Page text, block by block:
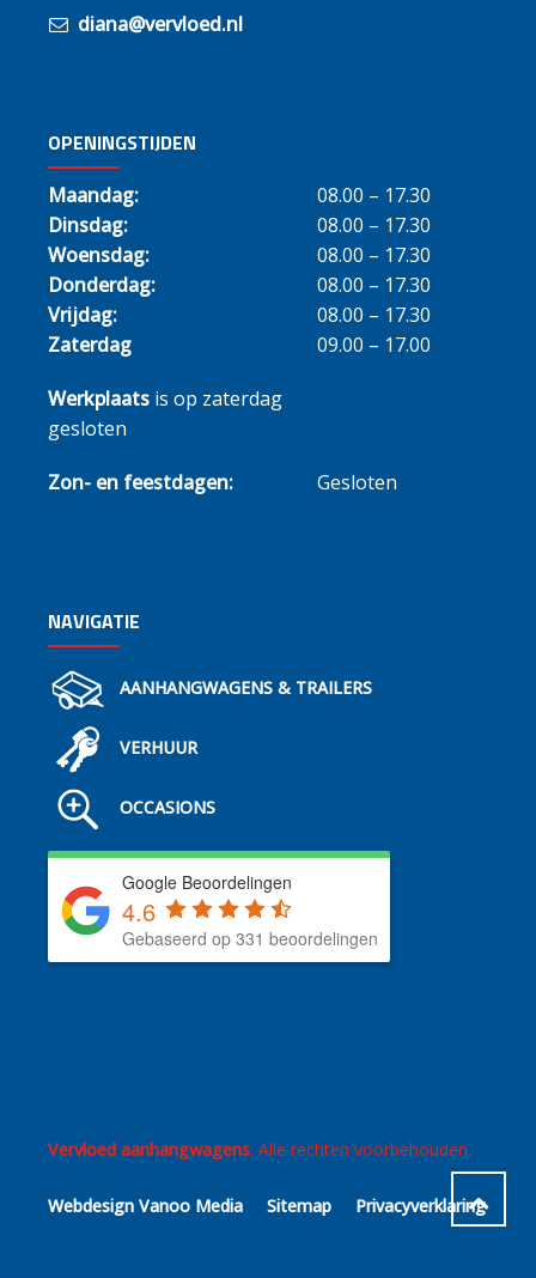
diana@vervloed.nl
OPENINGSTIJDEN
Maandag:
08.00 – 17.30
Dinsdag:
08.00 – 17.30
Woensdag:
08.00 – 17.30
Donderdag:
08.00 – 17.30
Vrijdag:
08.00 – 17.30
Zaterdag
09.00 – 17.00
Werkplaats is op zaterdag
gesloten
Zon- en feestdagen: Gesloten
NAVIGATIE
AANHANGWAGENS & TRAILERS
VERHUUR
OCCASIONS
Google Beoordelingen
4.6
Gebaseerd op 331 beoordelingen
Vervloed aanhangwagens. Alle rechten voorbehouden.
Webdesign Vanoo Media Sitemap Privacyverklaring